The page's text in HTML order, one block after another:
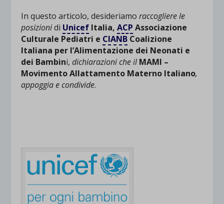
In questo articolo, desideriamoraccogliere le
posizionidi Unicef Italia,ACP Associazione
Culturale Pediatri e CIANB Coalizione
Italiana per l’Alimentazione dei Neonati e
dei Bambini,dichiarazioni che ilMAMI –
Movimento Allattamento Materno Italiano,
appoggia e condivide.